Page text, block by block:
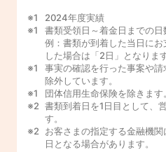
2024年度実績
書類受領日～着金日までの日
例：書類が到着した当日に
した場合は「2日」となります
事実の確認を行った事案や
除外しています。
団体信用生命保険を除きます。
書類到着日を1日目として、
す。
お客さまの指定する金融機
日となる場合があります。